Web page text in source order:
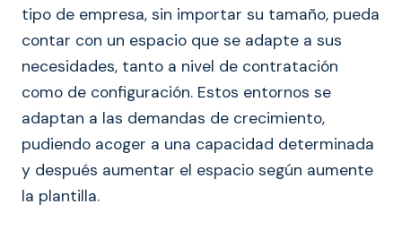
tipo de empresa, sin importar su tamaño, pueda
contar con un espacio que se adapte a sus
necesidades, tanto a nivel de contratación
como de configuración. Estos entornos se
adaptan a las demandas de crecimiento,
pudiendo acoger a una capacidad determinada
y después aumentar el espacio según aumente
la plantilla.